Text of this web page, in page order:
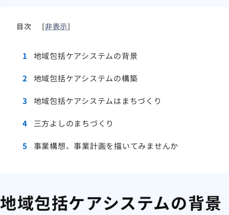
目次 [非表示]
1 地域包括ケアシステムの背景
2 地域包括ケアシステムの構築
3 地域包括ケアシステムはまちづくり
4 三方よしのまちづくり
5 事業構想、事業計画を描いてみませんか
地域包括ケアシステムの背景